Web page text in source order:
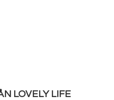
LOVELY LIFE